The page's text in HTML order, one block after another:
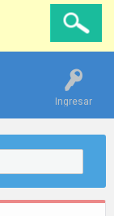
Ingresar